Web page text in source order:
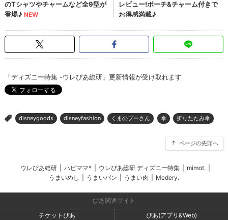
「ディズニー特集 -ウレぴあ総研」更新情報が受け取れます
> disneygoods disneyfashion くまのプーさん 傘 折りたたみ傘
ページの先頭へ
ウレぴあ総研 ハピママ* ウレぴあ総研 ディズニー特集 mimot.
うまいめし
うまいパン うまい肉 Medery.
ぴあ関連サイト
チケットぴあ
ぴあ(アプリ&Web)